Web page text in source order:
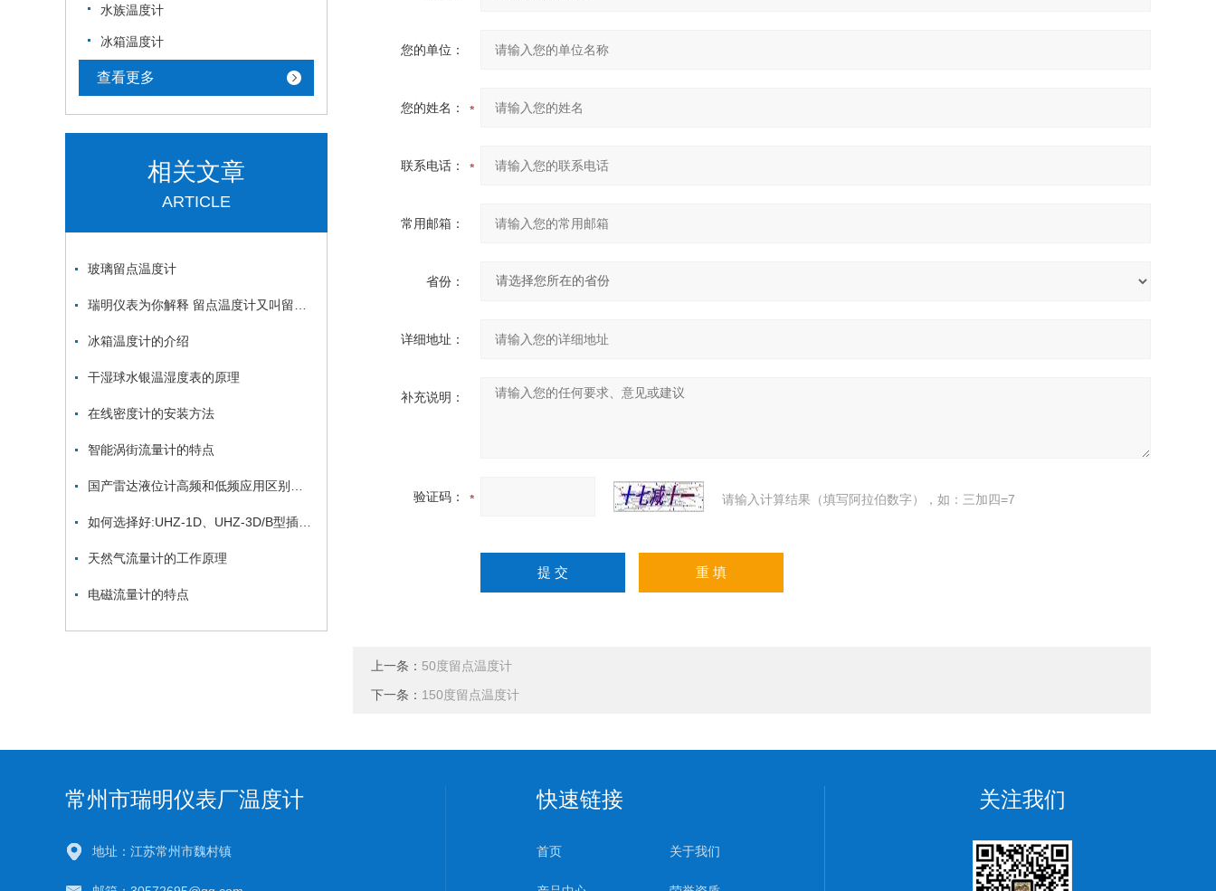
水族温度计
冰箱温度计
查看更多
相关文章
ARTICLE
玻璃留点温度计
冰箱温度计的介绍
干湿球水银温湿度表的原理
在线密度计的安装方法
智能涡街流量计的特点
天然气流量计的工作原理
电磁流量计的特点
您的单位：
您的姓名：
联系电话：
常用邮箱：
省份：
详细地址：
补充说明：
验证码： 请输入计算结果（填写阿拉伯数字），如：三加四=7
上一条： 50度留点温度计
下一条： 150度留点温度计
常州市瑞明仪表厂温度计
地址：江苏常州市魏村镇
快速链接
首页 关于我们
关注我们